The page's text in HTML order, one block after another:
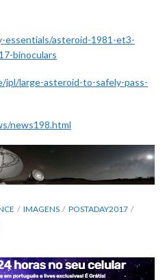
essentials/asteroid-1981-et3-
binoculars
large-asteroid-to-safely-pass-
news198.html
IMAGENS
POSTADAY2017